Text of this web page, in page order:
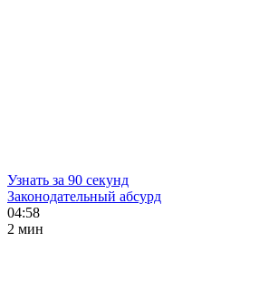
Узнать за 90 секунд
Законодательный абсурд
04:58
2 мин